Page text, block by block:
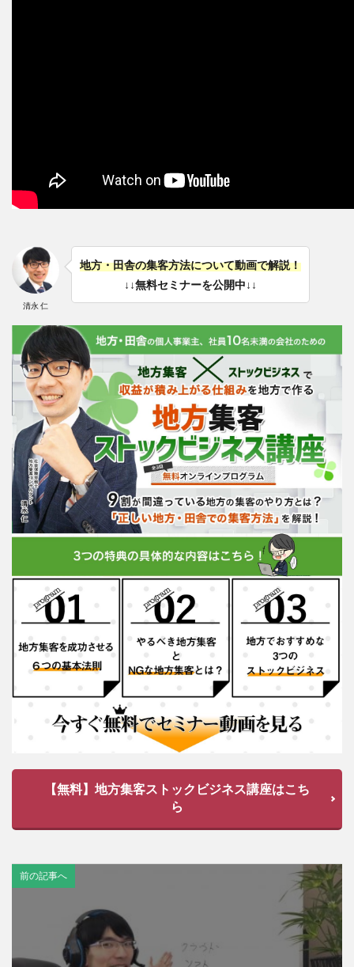
清永 仁
地方・田舎の集客方法について動画で解説！
↓↓無料セミナーを公開中↓↓
【無料】地方集客ストックビジネス講座はこち
ら
前の記事へ